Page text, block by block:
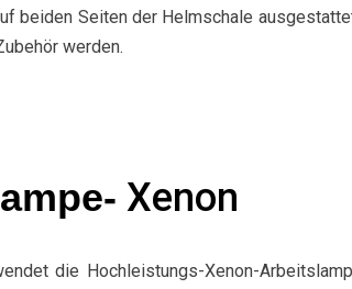
beiden Seiten der Helmschale
werden.
Xenon
die Hochleistungs-Xenon-